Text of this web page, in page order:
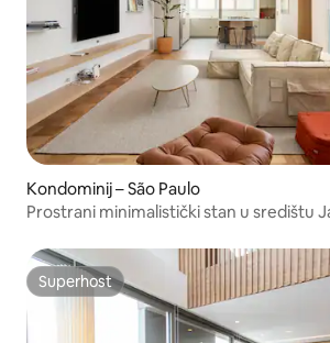
Kondominij – São Paulo
Prostrani minimalistički stan u središtu
Superhost
Superhost